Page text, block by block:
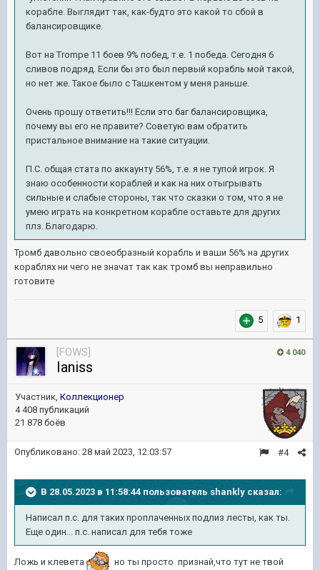
корабле. Выглядит так, как-будто это какой то сбой в
балансировщике.
Вот на Trompe 11 боев 9% побед, т.е. 1 победа. Сегодня 6
сливов подряд. Если бы это был первый корабль мой такой,
но нет же. Такое было с Ташкентом у меня раньше.
Очень прошу ответить!!! Если это баг балансировщика,
почему вы его не правите? Советую вам обратить
пристальное внимание на такие ситуации.
П.С. общая стата по аккаунту 56%, т.е. я не тупой игрок. Я
знаю особенности кораблей и как на них отыгрывать
сильные и слабые стороны, так что сказки о том, что я не
умею играть на конкретном корабле оставьте для других
плз. Благодарю.
Тромб давольно своеобразный корабль и ваши 56% на других
кораблях ни чего не значат так как тромб вы неправильно
готовите
5 1
4 040
[FOWS]
Ianiss
Участник, Коллекционер
4 408 публикаций
21 878 боёв
#4
Опубликовано: 28 май 2023, 12:03:57
В 28.05.2023 в 11:58:44 пользователь shankly сказал:
Написал п.с. для таких проплаченных подлиз лесты, как ты.
Еще один... п.с. написал для тебя тоже
Ложь и клевета
но ты просто признай,что тут не твой